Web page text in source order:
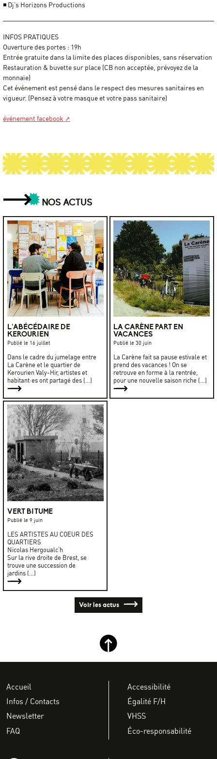
◾ Dj’s Horizons Productions
INFOS PRATIQUES
Ouverture des portes : 19h
Entrée gratuite dans la limite des places disponibles, sans réservation
Restauration & buvette sur place (CB non acceptée, prévoyez de la
monnaie)
Cet événement est pensé dans le respect des mesures sanitaires en
vigueur. (Pensez à votre masque et votre pass sanitaire)
événement facebook
NOS ACTUS
L’ABÉCÉDAIRE DE
KEROURIEN
Publié le 16 juillet
Dans le cadre du jumelage entre
La Carène et le quartier de
Kerourien Valy-Hir, artistes et
habitant·es ont partagé des (…)
LA CARÈNE PART EN
VACANCES
Publié le 30 juin
La Carène fait sa pause estivale et
prend des vacances ! On se
retrouve en forme à la rentrée,
pour une nouvelle saison riche (…)
VERT BITUME
Publié le 9 juin
LES ARTISTES AU COEUR DES
QUARTIERS
Nicolas Hergoualc’h
Sur la rive droite de Brest, se
trouve une succession de
jardins (…)
Voir les actus
Retour haut de page
Accueil
Infos / Contacts
Newsletter
FAQ
Accessibilité
Égalité F/H
VHSS
Éco-responsabilité